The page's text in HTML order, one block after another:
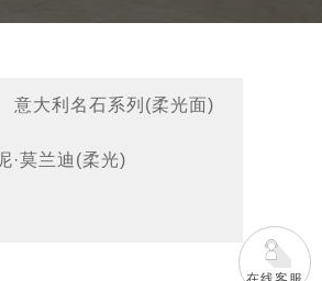
意大利名石系列(柔光面)
·莫兰迪(柔光)